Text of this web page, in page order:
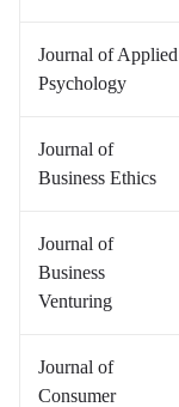
Journal of Applied
Psychology
Journal of
Business Ethics
Journal of
Business
Venturing
Journal of
Consumer